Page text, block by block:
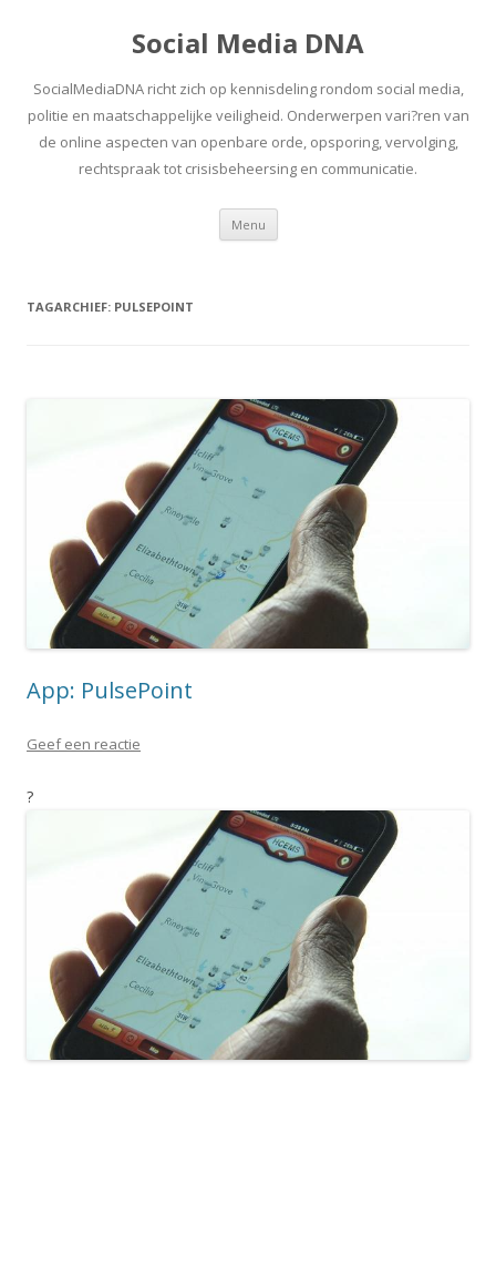
Social Media DNA
SocialMediaDNA richt zich op kennisdeling rondom social media,
politie en maatschappelijke veiligheid. Onderwerpen vari?ren van
de online aspecten van openbare orde, opsporing, vervolging,
rechtspraak tot crisisbeheersing en communicatie.
Menu Spring
inhoud
TAGARCHIEF: PULSEPOINT
App: PulsePoint
Geef een reactie
?